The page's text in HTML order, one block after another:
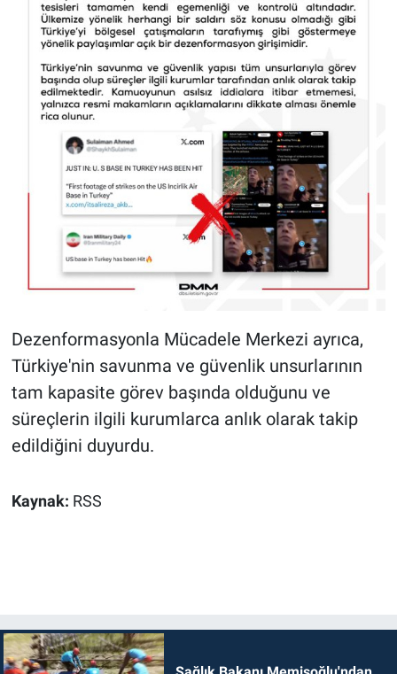
Dezenformasyonla Mücadele Merkezi ayrıca,
Türkiye'nin savunma ve güvenlik unsurlarının
tam kapasite görev başında olduğunu ve
süreçlerin ilgili kurumlarca anlık olarak takip
edildiğini duyurdu.
Kaynak: RSS